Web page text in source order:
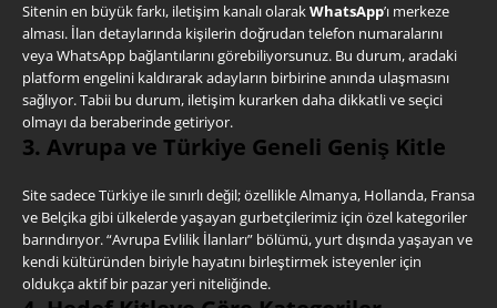
Sitenin en büyük farkı, iletişim kanalı olarakWhatsApp’ı merkeze
alması. İlan detaylarında kişilerin doğrudan telefon numaralarını
veya WhatsApp bağlantılarını görebiliyorsunuz. Bu durum, aradaki
platform engelini kaldırarak adayların birbirine anında ulaşmasını
sağlıyor. Tabii bu durum, iletişim kurarken daha dikkatli ve seçici
olmayı da beraberinde getiriyor.
3. Avrupa ve Türkiye Geneli Geniş Kitle
Site sadece Türkiye ile sınırlı değil; özellikle Almanya, Hollanda, Fransa
ve Belçika gibi ülkelerde yaşayan gurbetçilerimiz için özel kategoriler
barındırıyor. “Avrupa Evlilik İlanları” bölümü, yurt dışında yaşayan ve
kendi kültüründen biriyle hayatını birleştirmek isteyenler için
oldukça aktif bir pazar yeri niteliğinde.